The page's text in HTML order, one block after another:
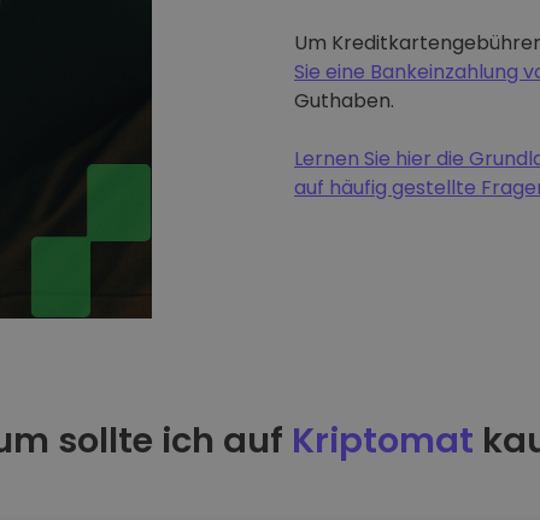
Um
Sie eine Bankeinzahlung
Guthaben.
Lernen Sie hier die
auf häufig gestellte
sollte ich auf Kriptomat